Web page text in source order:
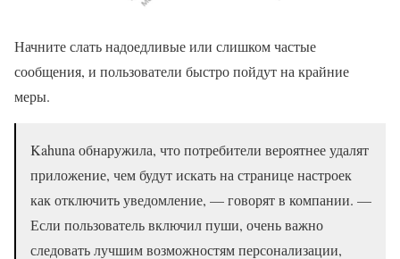
Начните слать надоедливые или слишком частые
сообщения, и пользователи быстро пойдут на крайние
меры.
Kahuna обнаружила, что потребители вероятнее удалят
приложение, чем будут искать на странице настроек
как отключить уведомление, — говорят в компании. —
Если пользователь включил пуши, очень важно
следовать лучшим возможностям персонализации,